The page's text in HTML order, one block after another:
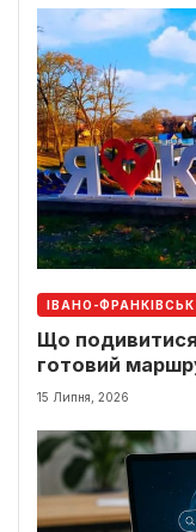
ІВАНО-ФРАНКІВСЬК
Що
готовий
15 Липня, 2026